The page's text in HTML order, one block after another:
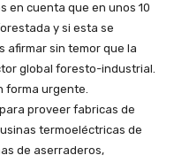
en cuenta que en unos 10
y si esta se
afirmar sin temor que la
global foresto-industrial.
forma urgente.
proveer fabricas de
termoeléctricas de
de aserraderos,